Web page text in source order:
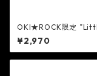
OKI★ROCK限定
Stars” ポーチ[BLUE]
¥2,970